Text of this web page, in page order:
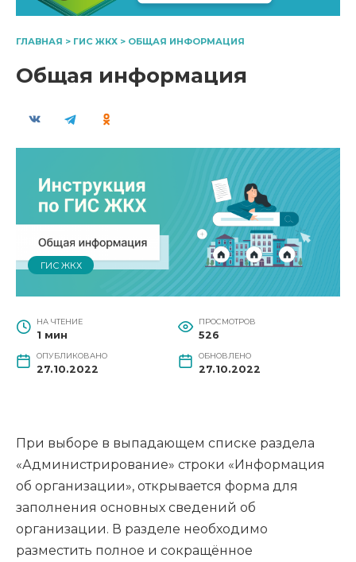
ГЛАВНАЯ > ГИС ЖКХ > ОБЩАЯ ИНФОРМАЦИЯ
Общая информация
ГИС ЖКХ
НА ЧТЕНИЕ
1 мин
ПРОСМОТРОВ
526
ОПУБЛИКОВАНО
27.10.2022
ОБНОВЛЕНО
27.10.2022
При выборе в выпадающем списке раздела
«Администрирование» строки «Информация
об организации», открывается форма для
заполнения основных сведений об
организации. В разделе необходимо
разместить полное и сокращённое